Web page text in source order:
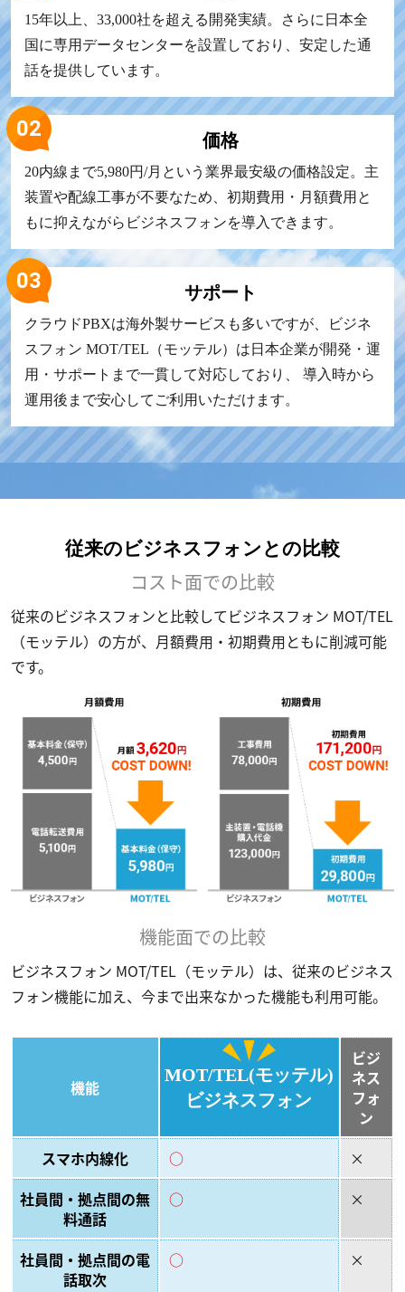
15年以上、33,000社を超える開発実績。さらに日本全
国に専用データセンターを設置しており、安定した通
話を提供しています。
価格
20内線まで5,980円/月という業界最安級の価格設定。主
装置や配線工事が不要なため、初期費用・月額費用と
もに抑えながらビジネスフォンを導入できます。
サポート
クラウドPBXは海外製サービスも多いですが、ビジネ
スフォン MOT/TEL（モッテル）は日本企業が開発・運
用・サポートまで一貫して対応しており、 導入時から
運用後まで安心してご利用いただけます。
従来のビジネスフォンとの比較
コスト面での比較
従来のビジネスフォンと比較してビジネスフォン MOT/TEL
（モッテル）の方が、月額費用・初期費用ともに削減可能
です。
機能面での比較
ビジネスフォン MOT/TEL（モッテル）は、従来のビジネス
フォン機能に加え、今まで出来なかった機能も利用可能。
機能
MOT/TEL(モッテル)
ビジネスフォン
ビジ
ネス
フォ
ン
スマホ内線化
○
×
社員間・拠点間の無
料通話
○ ×
社員間・拠点間の電
話取次
○ ×